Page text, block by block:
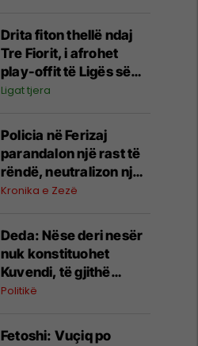
Drita fiton thellë ndaj
Tre Fiorit, i afrohet
play-offit të Ligës së
Konferencës
Ligat tjera
Policia në Ferizaj
parandalon një rast të
rëndë, neutralizon një
31-vjeçar me armë
Kronika e Zezë
Deda: Nëse deri nesër
nuk konstituohet
Kuvendi, të gjithë
deputetët do të bëjnë
kushtetuese
Politikë
Fetoshi: Vuçiq po